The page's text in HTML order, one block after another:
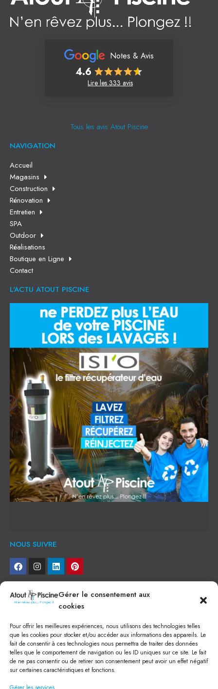
Gérer le consentement aux
cookies
Pour offrir les meilleures expériences, nous utilisons des technologies telles
que les cookies pour stocker et/ou accéder aux informations des appareils. Le
fait de consentir à ces technologies nous permettra de traiter des données
telles que le comportement de navigation ou les ID uniques sur ce site. Le fait
de ne pas consentir ou de retirer son consentement peut avoir un effet négatif
sur certaines caractéristiques et fonctions.
Notes & Avis
4.6
Lire les 333 avis
Tous les avis Atout Piscine
NAVIGATION
Accueil
Magasins
Construction
Rénovation
Entretien
SPA
Outdoor
Réalisations
Boutique en Ligne
Contact
L'ACTU ATOUT PISCINE
NOUS SUIVRE
NEWSLETTER
Je veux recevoir toute l'actu
NOS SERVICES
Construction de piscine béton à Narbonne
Piscine coque à Narbonne
Acheter SPA à Narbonne
Pisciniste Narbonne